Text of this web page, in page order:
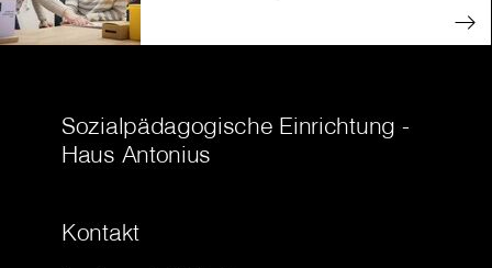
Sozialpädagogische Einrichtung -
Haus Antonius
Kontakt